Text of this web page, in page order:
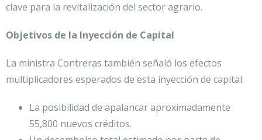
clave para la revitalización del sector agrario.
Objetivos de la Inyección de Capital
La ministra Contreras también señaló los efectos
multiplicadores esperados de esta inyección de capital:
La posibilidad de apalancar aproximadamente
55,800 nuevos créditos.